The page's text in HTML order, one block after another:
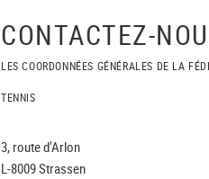
CONTACTEZ-
LES COORDONNÉES GÉNÉRALES DE LA
TENNIS
3, route d'Arlon
L-8009 Strassen